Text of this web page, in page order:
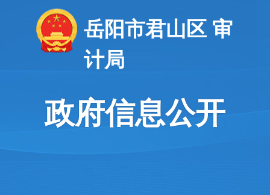
岳阳市君山区 审
计局
政府信息公开